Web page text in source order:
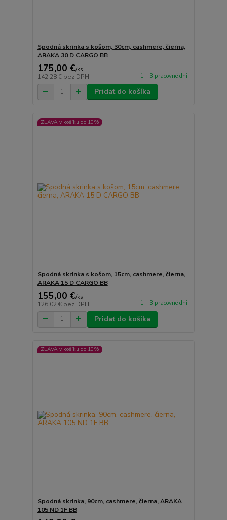
Spodná skrinka s košom, 30cm, cashmere, čierna,
ARAKA 30 D CARGO BB
175,00 €/ks
142,28 € bez DPH 1 - 3 pracovné dni
Pridať do košíka
ZĽAVA v košíku do 10%
Spodná skrinka s košom, 15cm, cashmere, čierna,
ARAKA 15 D CARGO BB
155,00 €/ks
126,02 € bez DPH 1 - 3 pracovné dni
Pridať do košíka
ZĽAVA v košíku do 10%
Spodná skrinka, 90cm, cashmere, čierna, ARAKA
105 ND 1F BB